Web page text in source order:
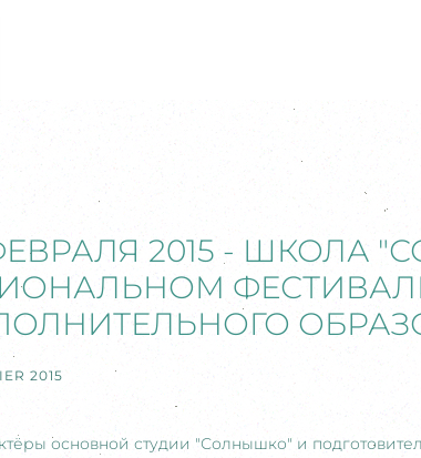
2015 - ШКОЛА
2015
основной студии "Солнышко" и